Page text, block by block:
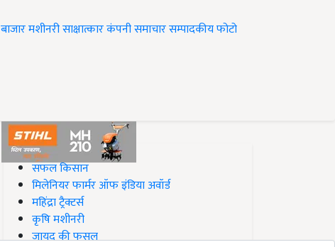
बाजारमशीनरीसाक्षात्कारकंपनी समाचारसम्पादकीयफोटो
#Top on Krishi Jagran
सफल किसान
मिलेनियर फार्मर ऑफ इंडिया अवॉर्ड
महिंद्रा ट्रैक्टर्स
कृषि मशीनरी
जायद की फसल